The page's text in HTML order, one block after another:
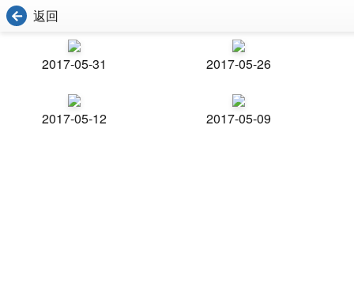
返回
2017-05-31 2017-05-26
2017-05-12 2017-05-09